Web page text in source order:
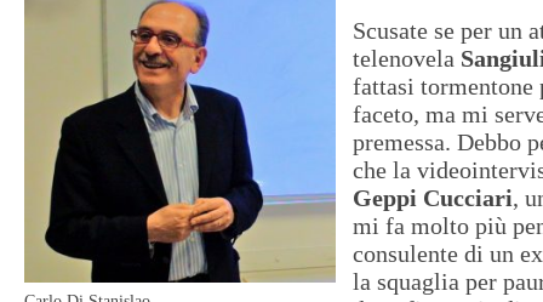
Scusate se per un
telenovela
fattasi tormentone
faceto, ma mi
premessa. Debbo
che la
Geppi Cucciari,
mi fa molto più
consulente di un
la squaglia per